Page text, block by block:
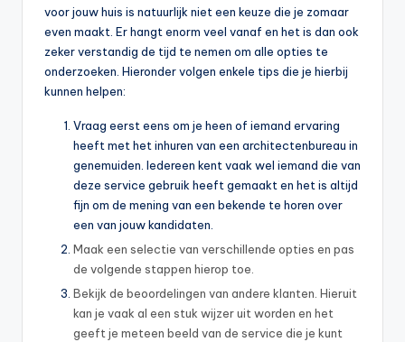
voor jouw huis is natuurlijk niet een keuze die je zomaar
even maakt. Er hangt enorm veel vanaf en het is dan ook
zeker verstandig de tijd te nemen om alle opties te
onderzoeken. Hieronder volgen enkele tips die je hierbij
kunnen helpen:
Vraag eerst eens om je heen of iemand ervaring
heeft met het inhuren van een architectenbureau in
genemuiden. Iedereen kent vaak wel iemand die van
deze service gebruik heeft gemaakt en het is altijd
fijn om de mening van een bekende te horen over
een van jouw kandidaten.
Maak een selectie van verschillende opties en pas
de volgende stappen hierop toe.
Bekijk de beoordelingen van andere klanten. Hieruit
kan je vaak al een stuk wijzer uit worden en het
geeft je meteen beeld van de service die je kunt